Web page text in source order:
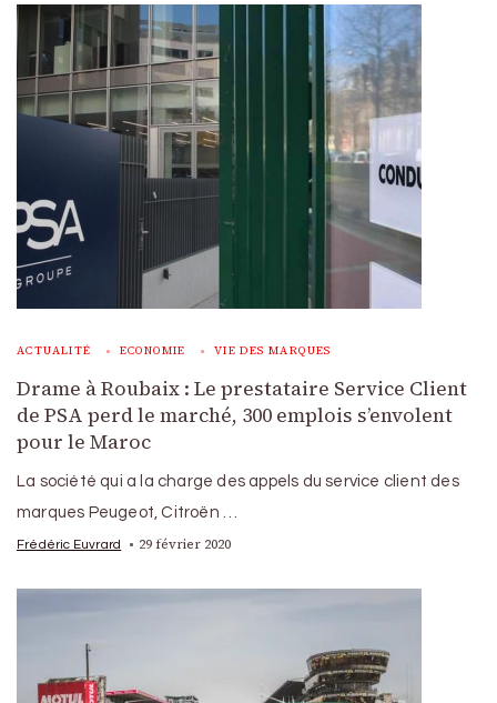
ACTUALITÉ ECONOMIE VIE DES MARQUES
Drame à Roubaix : Le prestataire Service Client
de PSA perd le marché, 300 emplois s’envolent
pour le Maroc
La société qui a la charge des appels du service client des
marques Peugeot, Citroën …
Frédéric Euvrard 29 février 2020